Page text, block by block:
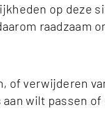
op deze
raadzaam
verwijderen
wilt passen